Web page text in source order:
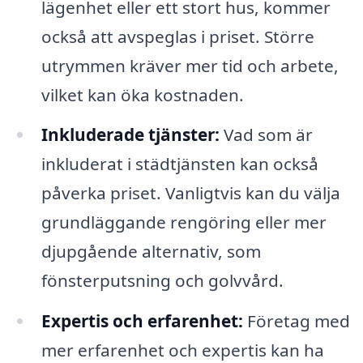
lägenhet eller ett stort hus, kommer
också att avspeglas i priset. Större
utrymmen kräver mer tid och arbete,
vilket kan öka kostnaden.
Inkluderade tjänster: Vad som är
inkluderat i städtjänsten kan också
påverka priset. Vanligtvis kan du välja
grundläggande rengöring eller mer
djupgående alternativ, som
fönsterputsning och golvvård.
Expertis och erfarenhet: Företag med
mer erfarenhet och expertis kan ha